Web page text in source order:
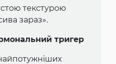
текстурою
зараз».
тригер